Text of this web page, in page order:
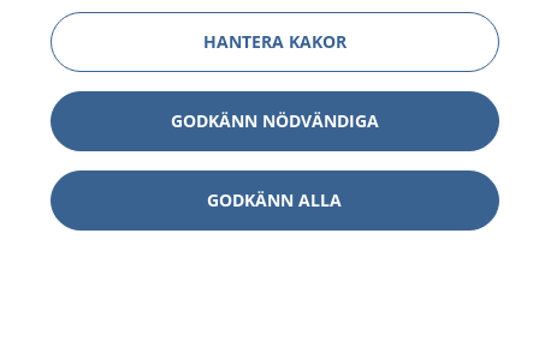
HANTERA KAKOR
GODKÄNN NÖDVÄNDIGA
GODKÄNN ALLA